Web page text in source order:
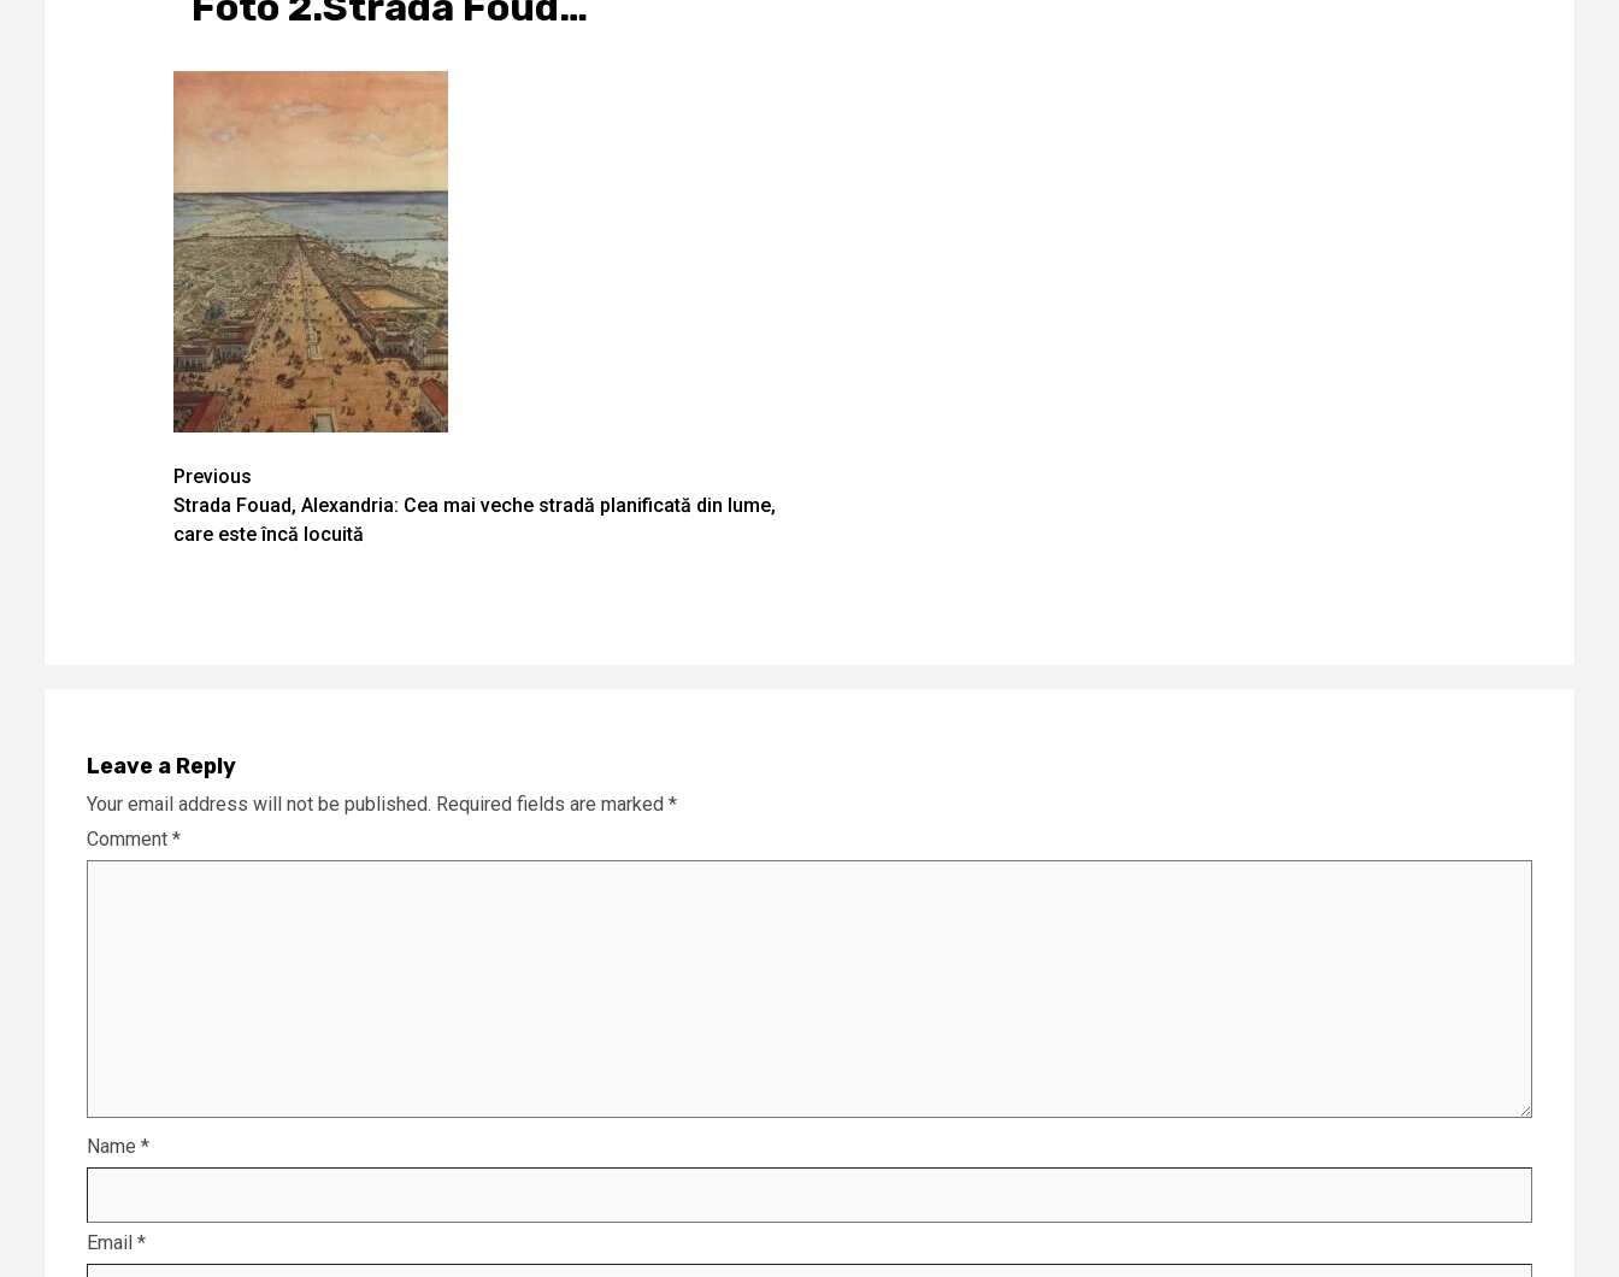
Continue
Reading
Previous
Strada Fouad, Alexandria: Cea mai veche stradă planificată din lume,
care este încă locuită
Leave a Reply
Your email address will not be published. Required fields are marked *
Comment *
Name *
Email *